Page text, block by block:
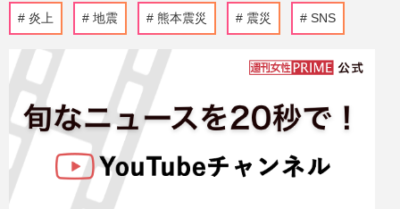
炎上 地震 熊本震災 震災 SNS